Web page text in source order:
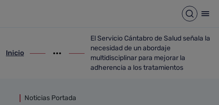
Abrir
ir-a inicio
Inicio
Mostrar opciones del camino de migas
ir-a El Servicio Cántabro de Salud
El Servicio Cántabro de Salud señala la
necesidad de un abordaje
multidisciplinar para mejorar la
adherencia a los tratamientos
Noticias Portada